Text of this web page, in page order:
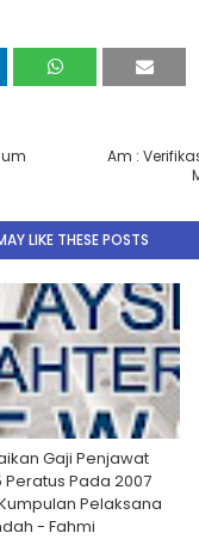
Am :
LIKE THESE POSTS
Gaji Penjawat
Peratus Pada 2007
Pelaksana
- Fahmi